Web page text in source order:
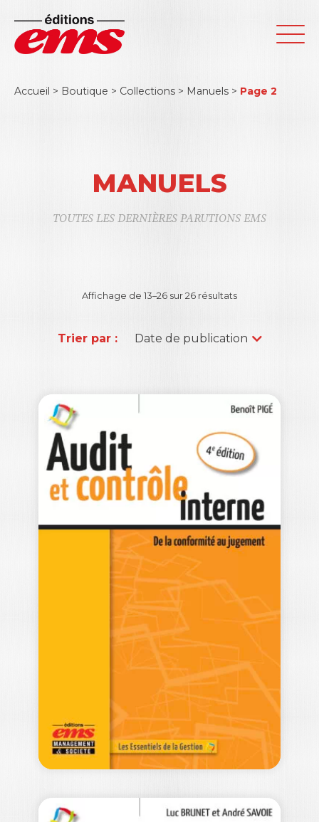
Accueil > Boutique > Collections > Manuels > Page 2
MANUELS
TOUTES LES DERNIÈRES PARUTIONS EMS
Affichage de 13–26 sur 26 résultats
Trier par :